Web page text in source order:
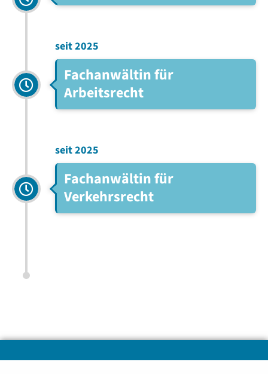
seit 2025
Fachanwältin für
Arbeitsrecht
seit 2025
Fachanwältin für
Verkehrsrecht